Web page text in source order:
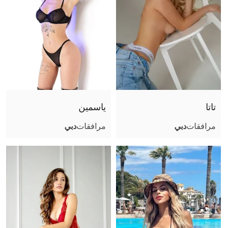
تاتا
مرافقاتدبي
ياسمين
مرافقاتدبي
وضعية 69
جنس شرجي
تقييد
صور عادية (أثناء اللقاء)
جنس تقليدي مهبلي
قذف على الجسم
لحس مهبلي
مص عميق
كلام بذيء
سيطرة